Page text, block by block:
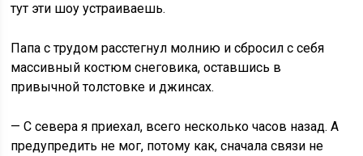
тут эти шоу устраиваешь.
Папа с трудом расстегнул молнию и сбросил с себя
массивный костюм снеговика, оставшись в
привычной толстовке и джинсах.
— С севера я приехал, всего несколько часов назад. А
предупредить не мог, потому как, сначала связи не